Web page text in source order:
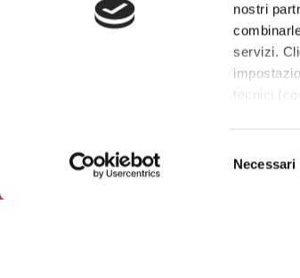
nostri
servizi.
tecnici
del
Necessari